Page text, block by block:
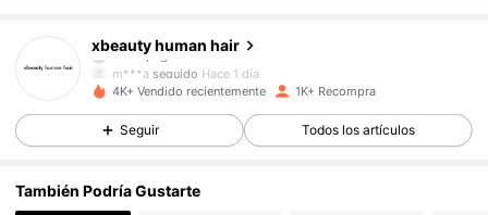
xbeauty human hair
1***1pagóHace 1 día
m***a seguido Hace 1 día
4.60
4.9K Seguidores
4.9K Seguidores
4.60 4.9K Seguidores
4K+ Vendido recientemente 1K+ Recompra
Seguir Todos los artículos
También Podría Gustarte